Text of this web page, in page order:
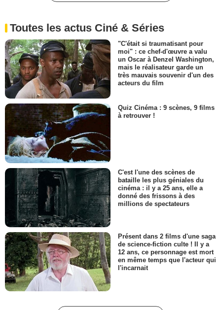
Toutes les actus Ciné & Séries
"C'était si traumatisant pour
moi" : ce chef-d'œuvre a valu
un Oscar à Denzel Washington,
mais le réalisateur garde un
très mauvais souvenir d'un des
acteurs du film
Quiz Cinéma : 9 scènes, 9 films
à retrouver !
C'est l'une des scènes de
bataille les plus géniales du
cinéma : il y a 25 ans, elle a
donné des frissons à des
millions de spectateurs
Présent dans 2 films d'une saga
de science-fiction culte ! Il y a
12 ans, ce personnage est mort
en même temps que l'acteur qui
l'incarnait